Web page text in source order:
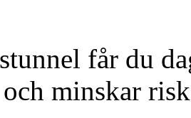
får du
minskar